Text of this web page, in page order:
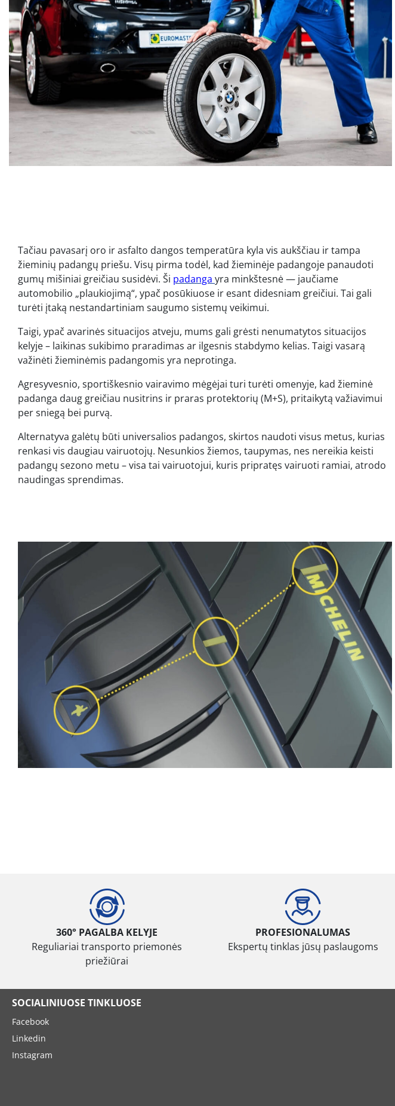
Tačiau pavasarį oro ir asfalto dangos temperatūra kyla vis aukščiau ir tampa
žieminių padangų priešu. Visų pirma todėl, kad žieminėje padangoje panaudoti
gumų mišiniai greičiau susidėvi. Ši padanga yra minkštesnė — jaučiame
automobilio „plaukiojimą“, ypač posūkiuose ir esant didesniam greičiui. Tai gali
turėti įtaką nestandartiniam saugumo sistemų veikimui.
Taigi, ypač avarinės situacijos atveju, mums gali grėsti nenumatytos situacijos
kelyje – laikinas sukibimo praradimas ar ilgesnis stabdymo kelias. Taigi vasarą
važinėti žieminėmis padangomis yra neprotinga.
Agresyvesnio, sportiškesnio vairavimo mėgėjai turi turėti omenyje, kad žieminė
padanga daug greičiau nusitrins ir praras protektorių (M+S), pritaikytą važiavimui
per sniegą bei purvą.
Alternatyva galėtų būti universalios padangos, skirtos naudoti visus metus, kurias
renkasi vis daugiau vairuotojų. Nesunkios žiemos, taupymas, nes nereikia keisti
padangų sezono metu – visa tai vairuotojui, kuris pripratęs vairuoti ramiai, atrodo
naudingas sprendimas.
360° PAGALBA KELYJE
Reguliariai transporto priemonės
priežiūrai
PROFESIONALUMAS
Ekspertų tinklas jūsų paslaugoms
SOCIALINIUOSE TINKLUOSE
Facebook
Linkedin
Instagram